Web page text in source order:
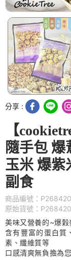
分享 :
【
隨手包
玉米 爆紫
副食
商品編號：
原始貨號：
美味又營養的~爆
含有豐富的蛋白質
素、纖維質等
口感清爽無負擔為